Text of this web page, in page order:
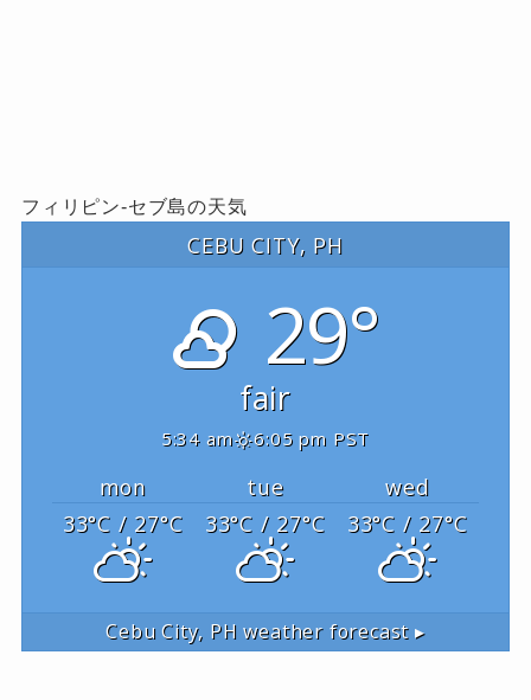
フィリピン-セブ島の天気
CEBU CITY, PH
29°
fair
5:34 am 6:05 pm PST
mon tue
wed
33°C / 27°C 33°C / 27°C 33°C / 27°C
Cebu City, PH weather forecast ▸